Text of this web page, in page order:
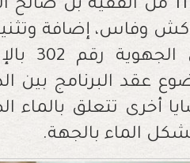
الطريق الوطنية رقم 11 من
وفاس، إضافة
رقم 302 بال
إ
عقد البرنامج بين
أخرى تتعلق بالماء
الماء بالجهة.